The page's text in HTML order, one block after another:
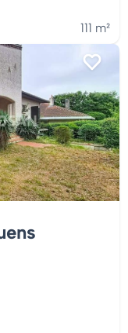
111 m²